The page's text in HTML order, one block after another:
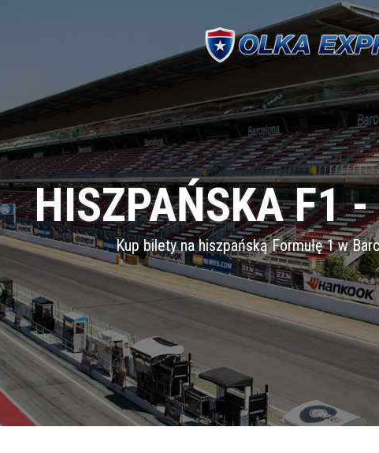
HISZPAŃSKA F1 -
Kup bilety na hiszpańską Formułę 1 w